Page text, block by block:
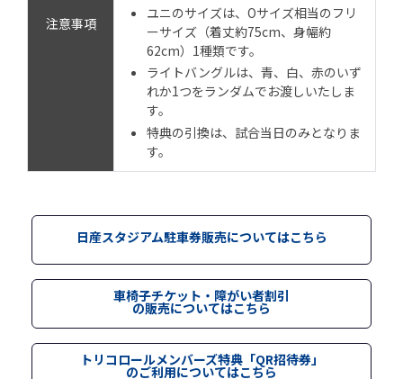
注意事項
ユニのサイズは、Oサイズ相当のフリ
ーサイズ（着丈約75cm、身幅約
62cm）1種類です。
ライトバングルは、青、白、赤のいず
れか1つをランダムでお渡しいたしま
す。
特典の引換は、試合当日のみとなりま
す。
日産スタジアム駐車券販売についてはこちら
車椅子チケット・障がい者割引
の販売についてはこちら
トリコロールメンバーズ特典「QR招待券」
のご利用についてはこちら